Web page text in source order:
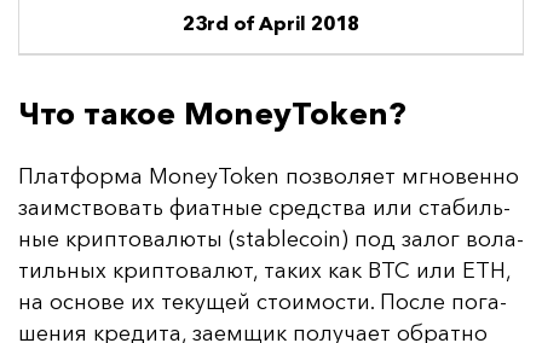
23rd of April 2018
Что такое MoneyToken?
Плат­фор­ма MoneyToken поз­во­ля­ет мгно­вен­но
за­имс­тво­вать фи­ат­ные средс­тва или ста­биль­
ные крип­то­ва­лю­ты (stablecoin) под за­лог во­ла­
тиль­ных крип­то­ва­лют, та­ких как BTC или ETH,
на ос­но­ве их те­ку­щей сто­имос­ти. Пос­ле по­га­
ше­ния кре­ди­та, за­ем­щик по­лу­ча­ет об­рат­но